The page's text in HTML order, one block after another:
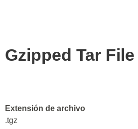
Gzipped Tar File
Extensión de archivo
.tgz